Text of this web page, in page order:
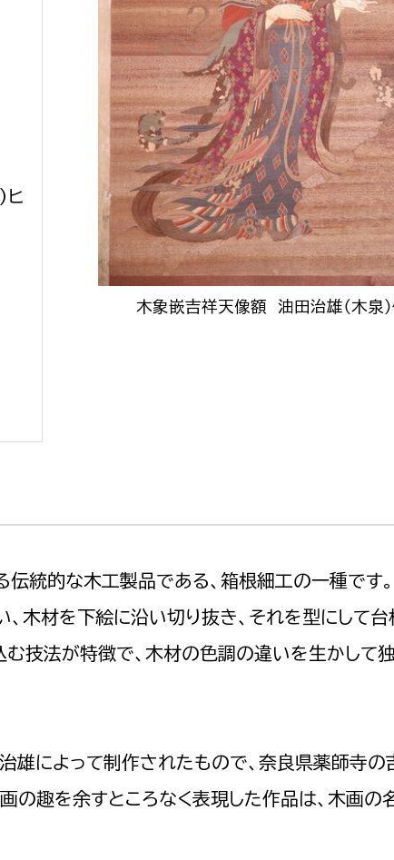
観光
消防
病院
市議会
も若者支援課
産業政策課
観光課
農政課
水産海浜課
市立総合医療
患者サポート
病院管理局：経
総務課
給食課
指導課
選挙管理委員
局
総務課
ヒ
木象嵌吉祥天像額 油田治雄（木泉
統的な木工製品である、箱根細工の一種です。
、木材を下絵に沿い切り抜き、それを型にして
む技法が特徴で、木材の色調の違いを生かして
雄によって制作されたもので、奈良県薬師寺の
画の趣を余すところなく表現した作品は、木画の